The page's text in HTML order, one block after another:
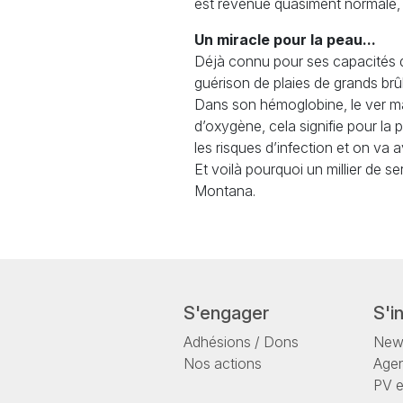
est revenue quasiment
Un miracle pour la peau...
Déjà connu pour ses capacités
guérison de plaies de grands
Dans son hémoglobine, le ver
d’oxygène, cela signifie pour la
les risques d’infection et on va
Et voilà pourquoi un millier de
Montana.
S'engager
Adhésions / Dons
Nos actions
PV